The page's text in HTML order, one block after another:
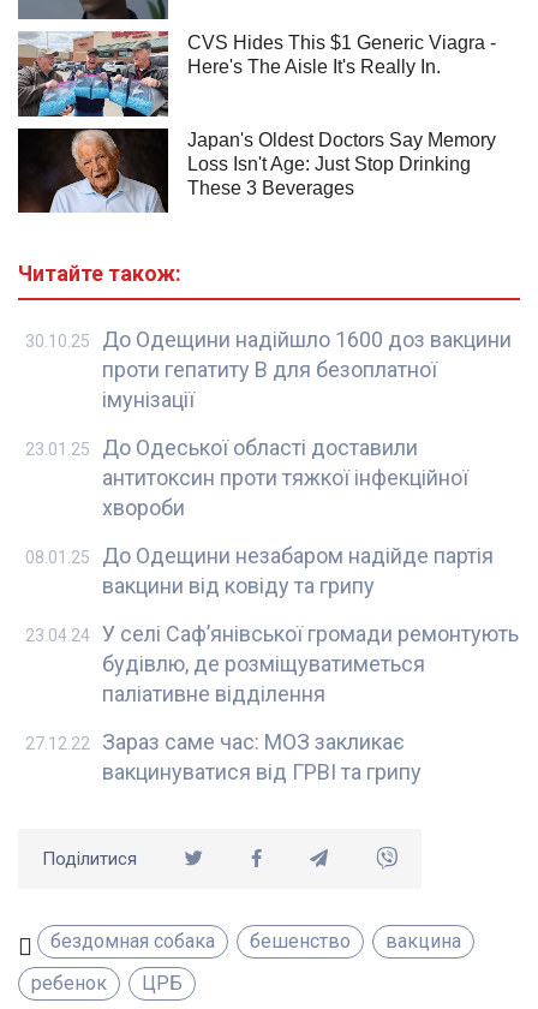
Читайте також:
До Одещини надійшло 1600 доз вакцини
проти гепатиту В для безоплатної
імунізації
30.10.25
До Одеської області доставили
антитоксин проти тяжкої інфекційної
хвороби
23.01.25
До Одещини незабаром надійде партія
вакцини від ковіду та грипу
08.01.25
У селі Саф’янівської громади ремонтують
будівлю, де розміщуватиметься
паліативне відділення
23.04.24
Зараз саме час: МОЗ закликає
вакцинуватися від ГРВІ та грипу
27.12.22
Поділитися
бездомная собака бешенство
вакцина
ребенок
ЦРБ